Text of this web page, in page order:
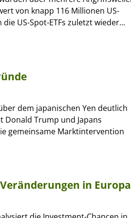
von knapp 116 Millionen US-
US-Spot-ETFs zuletzt wieder...
dem japanischen Yen deutlich
Donald Trump und Japans
gemeinsame Marktintervention
in Europa